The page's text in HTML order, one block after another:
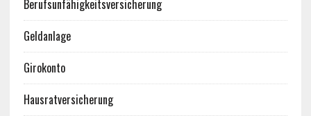
Berufsunfähigkeitsversicherung
Geldanlage
Girokonto
Hausratversicherung